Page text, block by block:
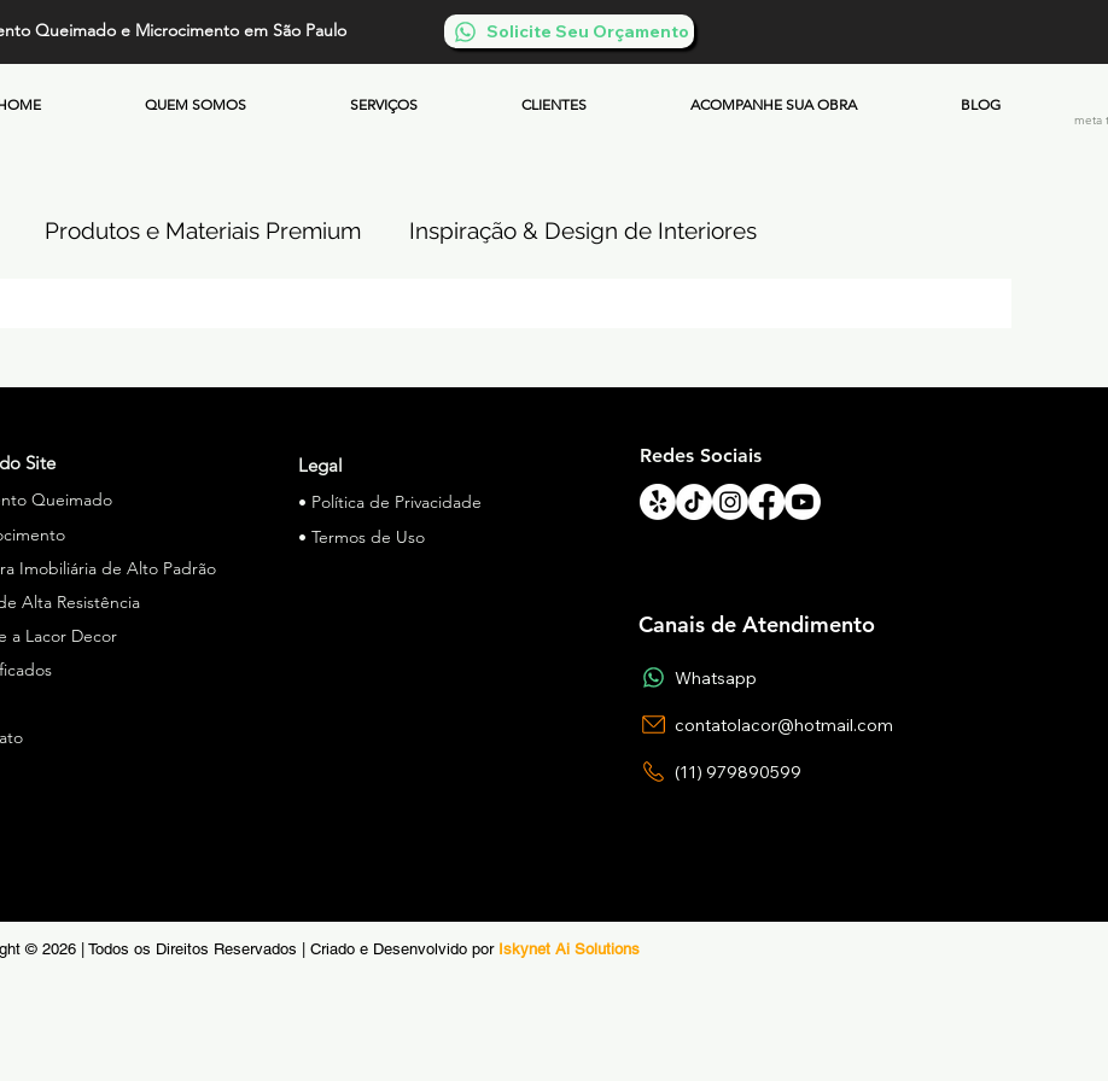
Queimado e Microcimento em São Paulo Solicite Seu Orçamento
QUEM SOMOS SERVIÇOS CLIENTES ACOMPANHE SUA OBRA BLOG
meta
Produtos e Materiais Premium Inspiração & Design de Interiores
Site
Queimado
Imobiliária de Alto Padrão
Alta Resistência
a Lacor Decor
Legal
• Política de Privacidade
• Termos de Uso
Redes Sociais
Canais de Atendimento
Whatsapp
contatolacor@hotmail.com
(11) 979890599
© 2026 | Todos os Direitos Reservados | Criado e Desenvolvido por Iskynet Ai Solutions